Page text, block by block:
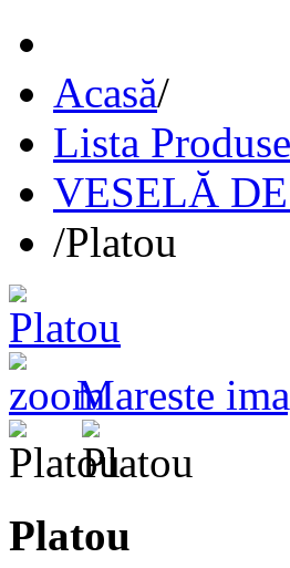
Acasă/
Lista Produse
VESELĂ
/Platou
Mareste
Platou